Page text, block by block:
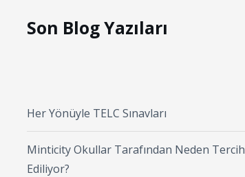
Son Blog Yazıları
Her Yönüyle TELC Sınavları
Minticity Okullar Tarafından Neden Tercih
Ediliyor?